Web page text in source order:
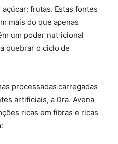
frutas. Estas fontes
mais do que apenas
um poder nutricional
quebrar o ciclo de
processadas carregadas
artificiais, a Dra. Avena
ricas em fibras e ricas